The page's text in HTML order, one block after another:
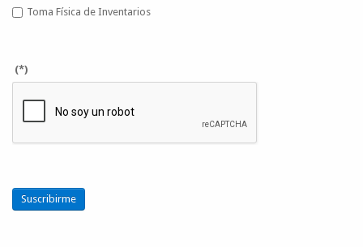
Toma Física de Inventarios
(*)
Suscribirme